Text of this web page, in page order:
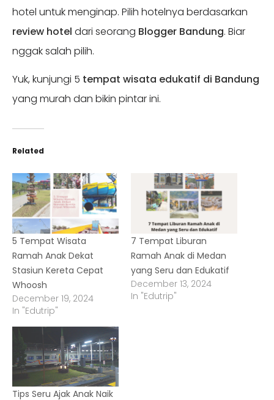
hotel untuk menginap. Pilih hotelnya berdasarkan
review hotel dari seorang Blogger Bandung. Biar
nggak salah pilih.
Yuk, kunjungi 5 tempat wisata edukatif di Bandung
yang murah dan bikin pintar ini.
Related
5 Tempat Wisata
Ramah Anak Dekat
Stasiun Kereta Cepat
Whoosh
December 19, 2024
In "Edutrip"
7 Tempat Liburan
Ramah Anak di Medan
yang Seru dan Edukatif
December 13, 2024
In "Edutrip"
Tips Seru Ajak Anak Naik